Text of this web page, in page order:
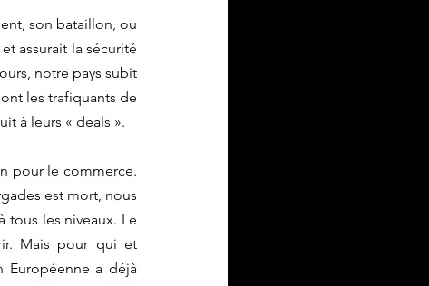
son bataillon, ou
assurait la sécurité
notre pays subit
les trafiquants de
à leurs « deals ».
pour le commerce.
est mort, nous
tous les niveaux. Le
Mais pour qui et
Européenne a déjà